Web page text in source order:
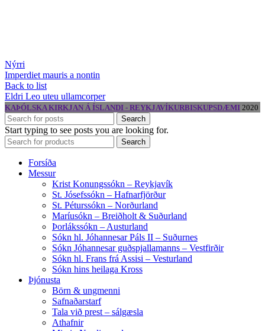
Nýrri
Imperdiet mauris a nontin
Back to list
Eldri Leo uteu ullamcorper
KAÞÓLSKA KIRKJAN Á ÍSLANDI - REYKJAVÍKURBISKUPSDÆMI 2020
Search
Start typing to see posts you are looking for.
Search
Forsíða
Messur
Krist Konungssókn – Reykjavík
St. Jósefssókn – Hafnarfjörður
St. Péturssókn – Norðurland
Maríusókn – Breiðholt & Suðurland
Þorlákssókn – Austurland
Sókn hl. Jóhannesar Páls II – Suðurnes
Sókn Jóhannesar guðspjallamanns – Vestfirðir
Sókn hl. Frans frá Assisi – Vesturland
Sókn hins heilaga Kross
Þjónusta
Börn & ungmenni
Safnaðarstarf
Tala við prest – sálgæsla
Athafnir